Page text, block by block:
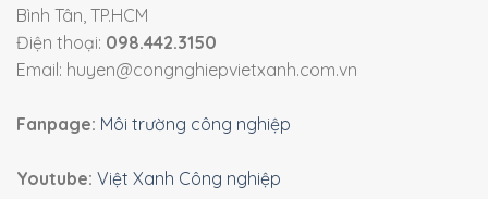
Bình Tân, TP.HCM
Điện thoại: 098.442.3150
Email: huyen@congnghiepvietxanh.com.vn
Fanpage: Môi trường công nghiệp
Youtube: Việt Xanh Công nghiệp